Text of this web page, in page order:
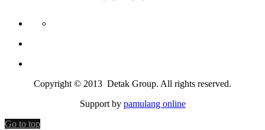
Copyright © 2013 Detak Group. All rights reserved.
Support by pamulang online
Go to top